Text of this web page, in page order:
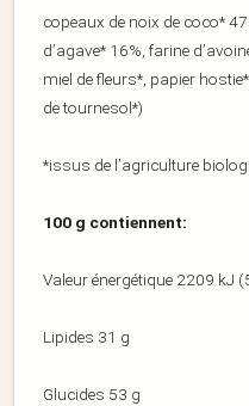
copeaux de noix de coco*
d’agave* 16%, farine
miel de fleurs*, papier
de tournesol*)
*issus de l’agriculture
100 g contiennent:
Valeur énergétique 2209 kJ
Lipides 31 g
Glucides 53 g